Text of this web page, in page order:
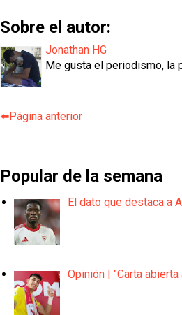
Sobre el autor:
Jonathan HG
Me gusta el periodismo, la
⬅️Página anterior
Popular de la semana
El dato que destaca a
Opinión | "Carta